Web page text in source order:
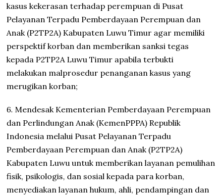
kasus kekerasan terhadap perempuan di Pusat
Pelayanan Terpadu Pemberdayaan Perempuan dan
Anak (P2TP2A) Kabupaten Luwu Timur agar memiliki
perspektif korban dan memberikan sanksi tegas
kepada P2TP2A Luwu Timur apabila terbukti
melakukan malprosedur penanganan kasus yang
merugikan korban;
6. Mendesak Kementerian Pemberdayaan Perempuan
dan Perlindungan Anak (KemenPPPA) Republik
Indonesia melalui Pusat Pelayanan Terpadu
Pemberdayaan Perempuan dan Anak (P2TP2A)
Kabupaten Luwu untuk memberikan layanan pemulihan
fisik, psikologis, dan sosial kepada para korban,
menyediakan layanan hukum, ahli, pendampingan dan